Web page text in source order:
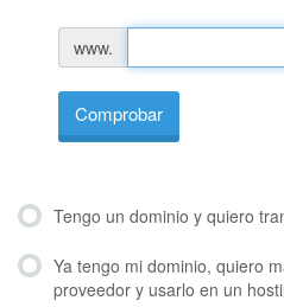
www.
Comprobar
Tengo un dominio y quiero
Ya tengo mi dominio, quiero
proveedor y usarlo en un